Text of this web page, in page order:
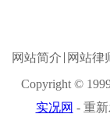
网站简介 网站律
Copyright ©
实况网 - 重